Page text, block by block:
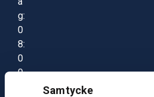
Samtycke
g:
0
8:
0
0